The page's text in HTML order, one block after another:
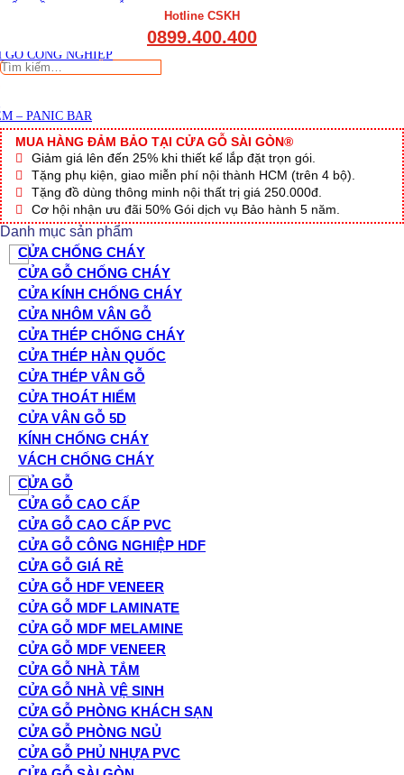
GỖ CÔNG NGHIỆP
– PANIC BAR
Hotline CSKH
0899.400.400
Tìm
MUA HÀNG ĐẢM BẢO TẠI CỬA GỖ SÀI GÒN®
Giảm giá lên đến 25% khi thiết kế lắp đặt trọn gói.
Tặng phụ kiện, giao miễn phí nội thành HCM (trên 4 bộ).
Tặng đồ dùng thông minh nội thất trị giá 250.000đ.
Cơ hội nhận ưu đãi 50% Gói dịch vụ Bảo hành 5 năm.
Danh mục sản phẩm
CỬA CHỐNG CHÁY
CỬA GỖ CHỐNG CHÁY
CỬA KÍNH CHỐNG CHÁY
CỬA NHÔM VÂN GỖ
CỬA THÉP CHỐNG CHÁY
CỬA THÉP HÀN QUỐC
CỬA THÉP VÂN GỖ
CỬA THOÁT HIỂM
CỬA VÂN GỖ 5D
KÍNH CHỐNG CHÁY
VÁCH CHỐNG CHÁY
CỬA GỖ
CỬA GỖ CAO CẤP
CỬA GỖ CAO CẤP PVC
CỬA GỖ CÔNG NGHIỆP HDF
CỬA GỖ GIÁ RẺ
CỬA GỖ HDF VENEER
CỬA GỖ MDF LAMINATE
CỬA GỖ MDF MELAMINE
CỬA GỖ MDF VENEER
CỬA GỖ NHÀ TẮM
CỬA GỖ NHÀ VỆ SINH
CỬA GỖ PHÒNG KHÁCH SẠN
CỬA GỖ PHÒNG NGỦ
CỬA GỖ PHỦ NHỰA PVC